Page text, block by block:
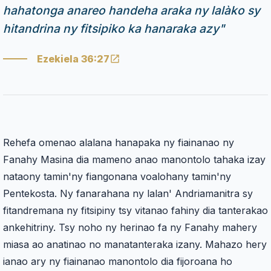
hahatonga anareo handeha araka ny lalàko sy
hitandrina ny fitsipiko ka hanaraka azy"
Ezekiela 36:27
Rehefa omenao alalana hanapaka ny fiainanao ny
Fanahy Masina dia mameno anao manontolo tahaka izay
nataony tamin'ny fiangonana voalohany tamin'ny
Pentekosta. Ny fanarahana ny lalan' Andriamanitra sy
fitandremana ny fitsipiny tsy vitanao fahiny dia tanterakao
ankehitriny. Tsy noho ny herinao fa ny Fanahy mahery
miasa ao anatinao no manatanteraka izany. Mahazo hery
ianao ary ny fiainanao manontolo dia fijoroana ho